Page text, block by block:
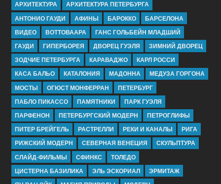
АРХИТЕКТУРА
АРХИТЕКТУРА ПЕТЕРБУРГА
АНТОНИО ГАУДИ
АФИНЫ БАРОККО
БАРСЕЛОНА
ВИДЕО
ВОТТОВААРА
ГАНС ГОЛЬБЕЙН МЛАДШИЙ
ГАУДИ
ГИПЕРБОРЕЯ ДВОРЕЦ ГУЭЛЯ
ЗИМНИЙ ДВОРЕЦ
ЗОДЧИЕ ПЕТЕРБУРГА
КАРАВАДЖО
КАРЛ РОССИ
КАСА БАЛЬО
КАТАЛОНИЯ МАДОННА
МЕДУЗА ГОРГОНА
МОСТЫ
ОГЮСТ МОНФЕРРАН
ПЕТЕРБУРГ
ПАБЛО ПИКАССО
ПАМЯТНИКИ
ПАРК ГУЭЛЯ
ПАРФЕНОН
ПЕТЕРБУРГСКИЙ МОДЕРН
ПЕТРОГЛИФЫ
ПИТЕР БРЕЙГЕЛЬ
РАСТРЕЛЛИ РЕКИ И КАНАЛЫ
РИГА
РИЖСКИЙ МОДЕРН
СЕВЕРНАЯ ВЕНЕЦИЯ
СКУЛЬПТУРА
СЛАЙД-ФИЛЬМЫ
СФИНКС
ТОЛЕДО
ЦИСТЕРНА БАЗИЛИКА
ЭЛЬ ЭСКОРИАЛ
ЭРМИТАЖ